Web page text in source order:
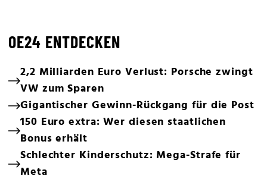
OE24 ENTDECKEN
2,2 Milliarden Euro Verlust: Porsche zwingt
VW zum Sparen
Gigantischer Gewinn-Rückgang für die Post
150 Euro extra: Wer diesen staatlichen
Bonus erhält
Schlechter Kinderschutz: Mega-Strafe für
Meta